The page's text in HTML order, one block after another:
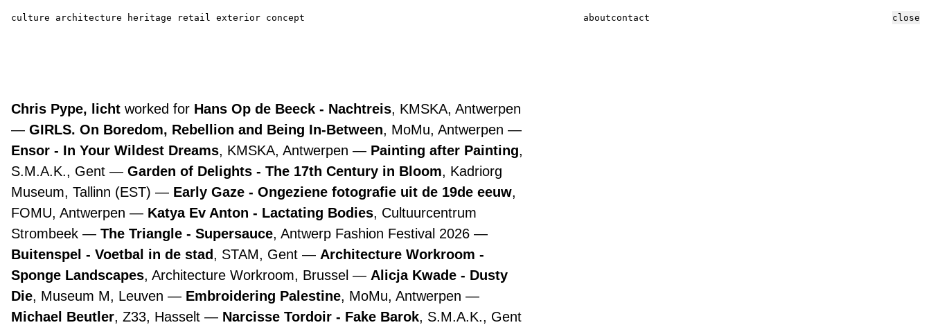
culture architecture heritage retail exterior concept aboutcontact
Chris Pype, licht worked for Hans Op de Beeck - Nachtreis, KMSKA, Antwerpen
GIRLS. On Boredom, Rebellion and Being In-Between, MoMu, Antwerpen
Ensor - In Your Wildest Dreams, KMSKA, Antwerpen Painting after Painting,
S.M.A.K., Gent
Garden of Delights - The 17th Century in Bloom, Kadriorg
Museum, Tallinn (EST)
Early Gaze - Ongeziene fotografie uit de 19de eeuw,
FOMU, Antwerpen
Katya Ev Anton - Lactating Bodies, Cultuurcentrum
Strombeek
The Triangle - Supersauce, Antwerp Fashion Festival 2026
Buitenspel - Voetbal in de stad, STAM, Gent
Architecture Workroom -
Sponge Landscapes, Architecture Workroom, Brussel
Alicja Kwade - Dusty
Die, Museum M, Leuven Embroidering Palestine, MoMu, Antwerpen
Michael Beutler, Z33, Hasselt Narcisse Tordoir - Fake Barok, S.M.A.K., Gent
close